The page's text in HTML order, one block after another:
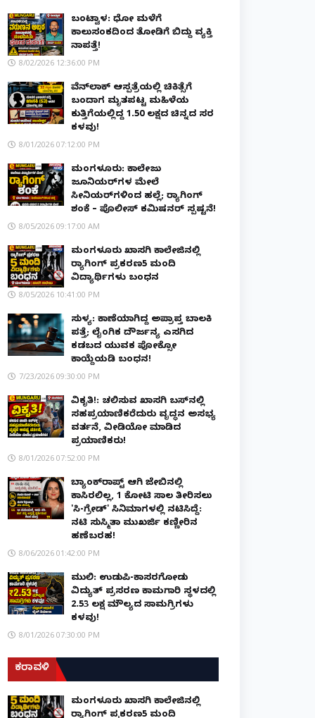
ಬಂಟ್ವಾಳ: ಧೋ ಮಳೆಗೆ
ಕಾಲುಸಂಕದಿಂದ ತೋಡಿಗೆ ಬಿದ್ದು ವ್ಯಕ್ತಿ
ನಾಪತ್ತೆ!
8/02/2026 12:36:00 PM
ವೆನ್‌ಲಾಕ್ ಆಸ್ಪತ್ರೆಯಲ್ಲಿ ಚಿಕಿತ್ಸೆಗೆ
ಬಂದಾಗ ಮೃತಪಟ್ಟ ಮಹಿಳೆಯ
ಕುತ್ತಿಗೆಯಲ್ಲಿದ್ದ ₹1.50 ಲಕ್ಷದ ಚಿನ್ನದ ಸರ
ಕಳವು!
8/01/2026 07:12:00 PM
ಮಂಗಳೂರು: ಕಾಲೇಜು
ಜೂನಿಯರ್‌ಗಳ ಮೇಲೆ
ಸೀನಿಯರ್‌ಗಳಿಂದ ಹಲ್ಲೆ; ರ‌್ಯಾಗಿಂಗ್
ಶಂಕೆ – ಪೊಲೀಸ್ ಕಮಿಷನರ್ ಸ್ಪಷ್ಟನೆ!
8/05/2026 09:17:00 AM
ಮಂಗಳೂರು ಖಾಸಗಿ ಕಾಲೇಜಿನಲ್ಲಿ
ರ‌್ಯಾಗಿಂಗ್ ಪ್ರಕರಣ5 ಮಂದಿ
ವಿದ್ಯಾರ್ಥಿಗಳು ಬಂಧನ
8/05/2026 10:41:00 PM
ಸುಳ್ಯ: ಕಾಣೆಯಾಗಿದ್ದ ಅಪ್ರಾಪ್ತ ಬಾಲಕಿ
ಪತ್ತೆ; ಲೈಂಗಿಕ ದೌರ್ಜನ್ಯ ಎಸಗಿದ
ಕಡಬದ ಯುವಕ ಪೋಕ್ಸೋ
ಕಾಯ್ದೆಯಡಿ ಬಂಧನ!
7/23/2026 09:30:00 PM
ವಿಕೃತಿ!: ಚಲಿಸುವ ಖಾಸಗಿ ಬಸ್‌ನಲ್ಲಿ
ಸಹಪ್ರಯಾಣಿಕರೆದುರು ವೃದ್ಧನ ಅಸಭ್ಯ
ವರ್ತನೆ, ವೀಡಿಯೋ ಮಾಡಿದ
ಪ್ರಯಾಣಿಕರು!
8/01/2026 07:52:00 PM
ಬ್ಯಾಂಕ್‌ರಾಪ್ಟ್‌ ಆಗಿ ಜೇಬಿನಲ್ಲಿ
ಕಾಸಿರಲಿಲ್ಲ, ₹1 ಕೋಟಿ ಸಾಲ ತೀರಿಸಲು
'ಸಿ-ಗ್ರೇಡ್' ಸಿನಿಮಾಗಳಲ್ಲಿ ನಟಿಸಿದ್ದೆ:
ನಟಿ ಸುಸ್ಮಿತಾ ಮುಖರ್ಜಿ ಕಣ್ಣೀರಿನ
ಹಣೆಬರಹ!
8/06/2026 01:42:00 PM
ಮುಲ್ಕಿ: ಉಡುಪಿ-ಕಾಸರಗೋಡು
ವಿದ್ಯುತ್ ಪ್ರಸರಣ ಕಾಮಗಾರಿ ಸ್ಥಳದಲ್ಲಿ
₹2.53 ಲಕ್ಷ ಮೌಲ್ಯದ ಸಾಮಗ್ರಿಗಳು
ಕಳವು!
8/01/2026 07:30:00 PM
ಕರಾವಳಿ
ಮಂಗಳೂರು ಖಾಸಗಿ ಕಾಲೇಜಿನಲ್ಲಿ
ರ‌್ಯಾಗಿಂಗ್ ಪ್ರಕರಣ5 ಮಂದಿ